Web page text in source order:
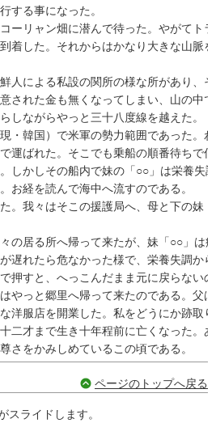
する事になった。
ーリャン畑に潜んで待った。やがてト
着した。それからはかなり大きな山脈
人による私設の関所の様な所があり、
された金も無くなってしまい、山の中
しながらやっと三十八度線を越えた。
・韓国）で米軍の勢力範囲であった。
運ばれた。そこでも乗船の順番待ちで
しかしその船内で妹の「○○」は栄養失
お経を読んで海中へ流すのである。
。我々はそこの援護局へ、母と下の妹
の居る所へ帰って来たが、妹「○○」は
遅れたら危なかった様で、栄養失調か
押すと、へっこんだまま元に戻らない
やっと郷里へ帰って来たのである。父
洋服店を開業した。私をどうにか跡取
二才まで生き十年程前に亡くなった。
さをかみしめているこの頃である。
ページのトップへ戻る
ライドします。